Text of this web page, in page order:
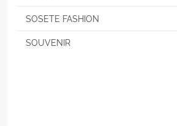
SOSETE FASHION
SOUVENIR